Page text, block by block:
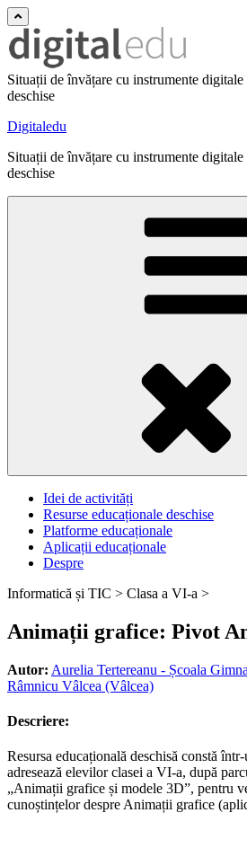
Situații de învățare cu instrumente digitale
deschise
Digitaledu
Situații de învățare cu instrumente digitale
deschise
Idei de activități
Resurse educaționale deschise
Platforme educaționale
Aplicații educaționale
Despre
Informatică și TIC > Clasa a VI-a >
Animații grafice: Pivot
Autor: Aurelia Tertereanu - Școala
Râmnicu Vâlcea (Vâlcea)
Descriere:
Resursa educațională deschisă constă
adresează elevilor clasei a VI-a, după
„Animații grafice și modele 3D”, pentru
cunoștințelor despre Animații grafice